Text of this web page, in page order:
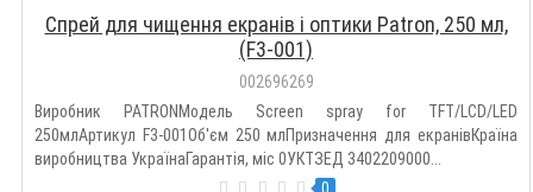
Спрей для чищення екранів і оптики Patron, 250 мл,
(F3-001)
002696269
Виробник PATRONМодель Screen spray for TFT/LCD/LED
250млАртикул F3-001Об'єм 250 млПризначення для екранівКраїна
виробництва УкраїнаГарантія, міс 0УКТЗЕД 3402209000...
0